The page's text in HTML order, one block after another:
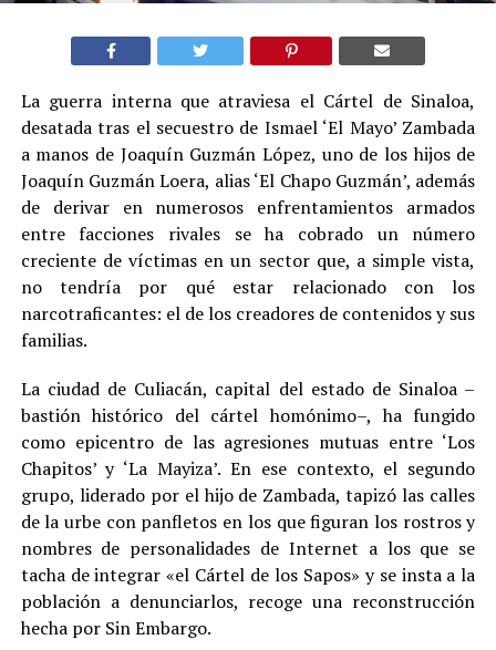
La guerra interna que atraviesa el Cártel de Sinaloa,
desatada tras el secuestro de Ismael ‘El Mayo’ Zambada
a manos de Joaquín Guzmán López, uno de los hijos de
Joaquín Guzmán Loera, alias ‘El Chapo Guzmán’, además
de derivar en numerosos enfrentamientos armados
entre facciones rivales se ha cobrado un número
creciente de víctimas en un sector que, a simple vista,
no tendría por qué estar relacionado con los
narcotraficantes: el de los creadores de contenidos y sus
familias.
La ciudad de Culiacán, capital del estado de Sinaloa –
bastión histórico del cártel homónimo–, ha fungido
como epicentro de las agresiones mutuas entre ‘Los
Chapitos’ y ‘La Mayiza’. En ese contexto, el segundo
grupo, liderado por el hijo de Zambada, tapizó las calles
de la urbe con panfletos en los que figuran los rostros y
nombres de personalidades de Internet a los que se
tacha de integrar «el Cártel de los Sapos» y se insta a la
población a denunciarlos, recoge una reconstrucción
hecha por Sin Embargo.